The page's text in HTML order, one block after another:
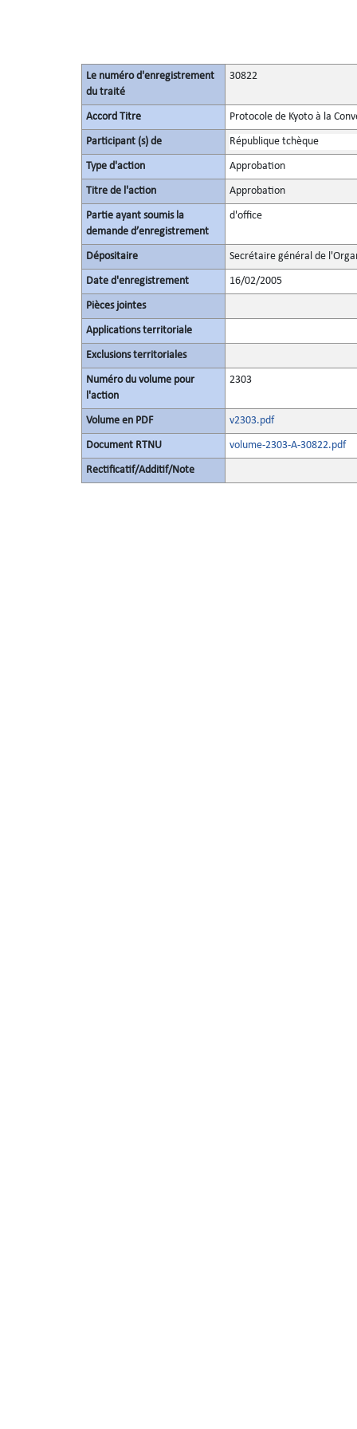
Le numéro d'enregistrement
du traité
30822
Accord Titre Protocole de Kyoto à la
Participant (s) de République tchèque
Type d'action Approbation
Titre de l'action Approbation
Partie ayant soumis la
demande d’enregistrement
d'office
Dépositaire Secrétaire général de
Date d'enregistrement 16/02/2005
Pièces jointes
Applications territoriale
Exclusions territoriales
Numéro du volume pour
l'action
2303
Volume en PDF v2303.pdf
Document RTNU volume-2303-A-30822.pdf
Rectificatif/Additif/Note